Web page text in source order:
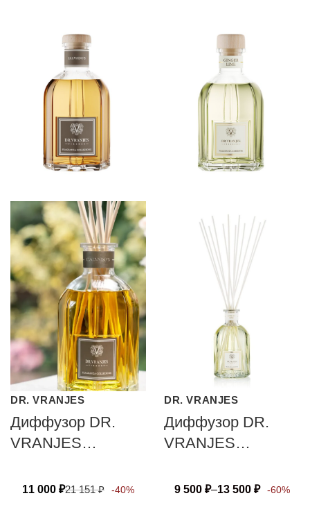
DR. VRANJES
Диффузор DR.
VRANJES
CALVADO’S
11 000 ₽21 151₽ -40%
DR. VRANJES
Диффузор DR.
VRANJES
LIME
9 500 ₽–13 500 ₽ -60%